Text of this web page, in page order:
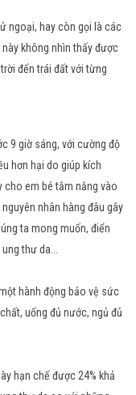
ngoại, hay còn gọi là các
không nhìn thấy được
đến trái đất với từng
9 giờ sáng, với cường độ
hơn hại do giúp kích
cho em bé tắm nắng vào
nhân hàng đâu gây
ta mong muốn, điển
thư da...
hành động bảo vệ sức
uống đủ nước, ngủ đủ
hạn chế được 24% khả